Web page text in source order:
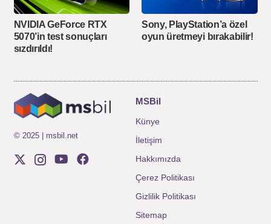
NVIDIA GeForce RTX
5070’in test sonuçları
sızdırıldı!
Sony, PlayStation’a özel
oyun üretmeyi bırakabilir!
© 2025 | msbil.net
MSBil
Künye
İletişim
Hakkımızda
Çerez Politikası
Gizlilik Politikası
Sitemap